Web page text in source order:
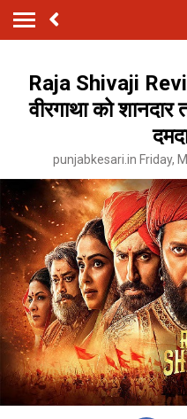
Raja Shivaji
वीरगाथा को
punjabkesari.in Friday,